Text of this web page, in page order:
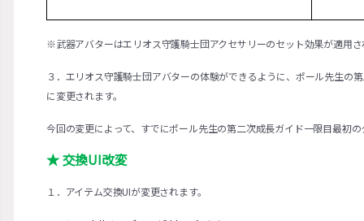
※武器アバターはエリオス守護騎士団アクセサリーのセット効果が適用さ
３．エリオス守護騎士団アバターの体験ができるように、ポール先生
に変更されます。
今回の変更によって、すでにポール先生の第二次成長ガイド一限目最初
★ 交換UI改変
１．アイテム交換UIが変更されます。